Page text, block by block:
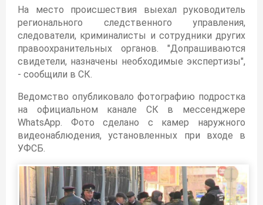
На место происшествия выехал руководитель
регионального следственного управления,
следователи, криминалисты и сотрудники других
правоохранительных органов. "Допрашиваются
свидетели, назначены необходимые экспертизы",
- сообщили в СК.
Ведомство опубликовало фотографию подростка
на официальном канале СК в мессенджере
WhatsApp. Фото сделано с камер наружного
видеонаблюдения, установленных при входе в
УФСБ.